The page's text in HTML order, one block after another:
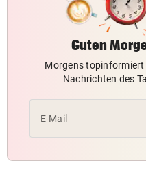
Guten
Morgens topinformiert
Nachrichten des
E-Mail